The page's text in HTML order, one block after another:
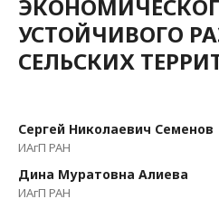
УСТОЙЧИВОГО
СЕЛЬСКИХ
Сергей Николаевич Семенов
ИАгП РАН
Дина Муратовна Алиева
ИАгП РАН